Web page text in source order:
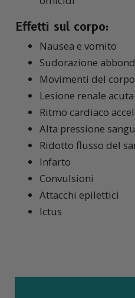
Effetti sul corpo:
Nausea e vomito
Sudorazione
Movimenti del
Lesione renale acuta
Ritmo cardiaco
Alta pressione
Ridotto flusso del
Infarto
Convulsioni
Attacchi epilettici
Ictus